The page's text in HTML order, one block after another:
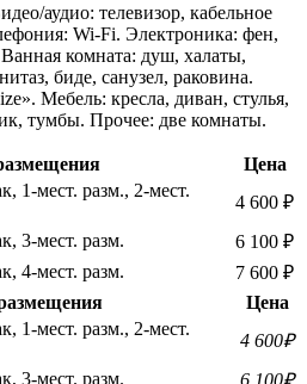
аудио: телевизор, кабельное
Wi-Fi. Электроника: фен,
комната: душ, халаты,
биде, санузел, раковина.
Мебель: кресла, диван, стулья,
тумбы. Прочее: две комнаты.
Цена
1-мест. разм., 2-мест.
4 600 ₽
3-мест. разм.
6 100 ₽
4-мест. разм.
7 600 ₽
Цена
1-мест. разм., 2-мест.
4 600₽
3-мест. разм.
6 100₽